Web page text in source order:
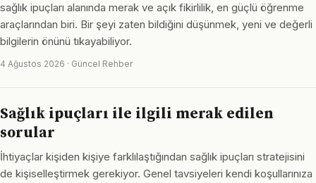
sağlık ipuçları alanında merak ve açık fikirlilik, en güçlü öğrenme
araçlarından biri. Bir şeyi zaten bildiğini düşünmek, yeni ve değerli
bilgilerin önünü tıkayabiliyor.
4 Ağustos 2026 · Güncel Rehber
Sağlık ipuçları ile ilgili merak edilen
sorular
İhtiyaçlar kişiden kişiye farklılaştığından sağlık ipuçları stratejisini
de kişiselleştirmek gerekiyor. Genel tavsiyeleri kendi koşullarınıza